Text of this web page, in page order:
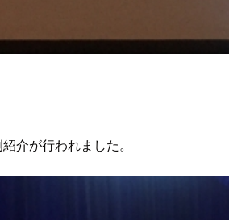
介が行われました。